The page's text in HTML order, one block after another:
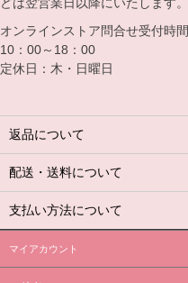
どは翌営業日以降にいたします。
オンラインストア問合せ受付時間
10：00～18：00
定休日：木・日曜日
返品について
配送・送料について
支払い方法について
マイアカウント